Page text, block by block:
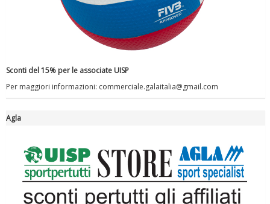
Tiziano Pesce a Radio InBlu2000 traccia il bilancio della stagione
Sconti del 15% per le associate UISP
Per maggiori informazioni: commerciale.galaitalia@gmail.com
Agla